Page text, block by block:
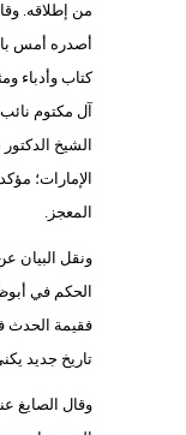
من إطلاقه.
أصدره أمس
كتاب وأدباء
آل مكتوم
الشيخ
الإمارات؛
المعجز.
ونقل البيان
الحكم في
تاريخ جديد
وقال الصايغ